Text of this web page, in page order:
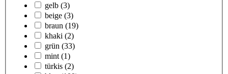
gelb (3)
beige (3)
braun (19)
khaki (2)
grün (33)
mint (1)
türkis (2)